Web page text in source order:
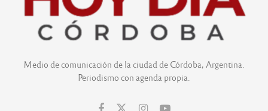
Medio de comunicación de la ciudad de Córdoba, Argentina.
Periodismo con agenda propia.